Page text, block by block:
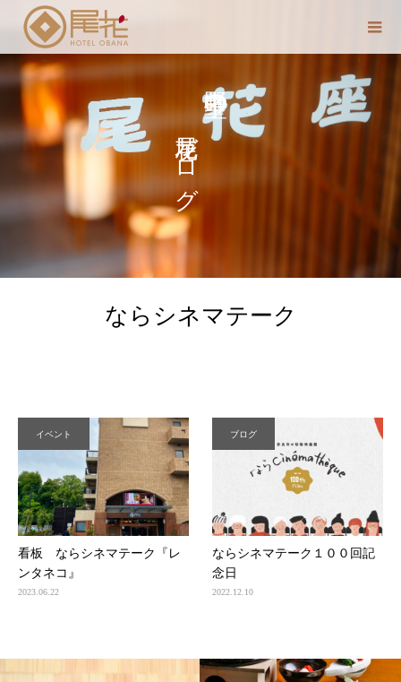
中野 聖子の
尾花ブログ
ならシネマテーク
イベント
看板 ならシネマテーク『レ
ンタネコ』
2023.06.22
ブログ
ならシネマテーク１００回記
念日
2022.12.10